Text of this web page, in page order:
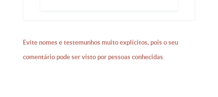
Evite nomes e testemunhos muito explícitos, pois o seu
comentário pode ser visto por pessoas conhecidas.